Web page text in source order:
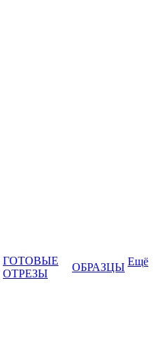
ГОТОВЫЕ
ОТРЕЗЫ
ОБРАЗЦЫ Ещё